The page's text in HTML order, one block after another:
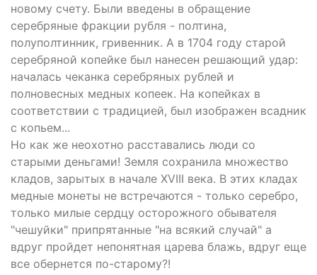
новому счету. Были введены в обращение
серебряные фракции рубля - полтина,
полуполтинник, гривенник. А в 1704 году старой
серебряной копейке был нанесен решающий удар:
началась чеканка серебряных рублей и
полновесных медных копеек. На копейках в
соответствии с традицией, был изображен всадник
с копьем...
Но как же неохотно расставались люди со
старыми деньгами! Земля сохранила множество
кладов, зарытых в начале XVIII века. В этих кладах
медные монеты не встречаются - только серебро,
только милые сердцу осторожного обывателя
"чешуйки" припрятанные "на всякий случай" а
вдруг пройдет непонятная царева блажь, вдруг еще
все обернется по-старому?!